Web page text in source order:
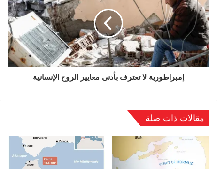
إدراكا منها لتدهور الوضع الأمني وأخذا في الاعتبار
لإرادة سكان كيدال في توحيد جهودهم لمواجهة جميع
التحديات من أجل تحقيق الرفاه الاجتماعي
والسياسي، وكذلك احتراما لتطلعهم المشروع للعيش
إمبراطورية لا تعترف بأدنى معايير الروح الإنسانية
مقالات ذات صلة